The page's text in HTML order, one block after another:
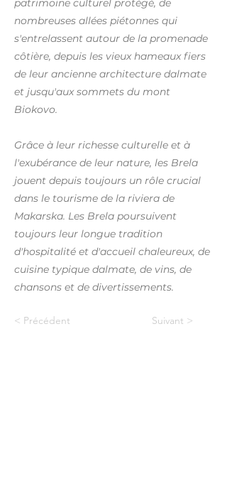
patrimoine culturel protégé, de
nombreuses allées piétonnes qui
s'entrelassent autour de la promenade
côtière, depuis les vieux hameaux fiers
de leur ancienne architecture dalmate
et jusqu'aux sommets du mont
Biokovo.
Grâce à leur richesse culturelle et à
l'exubérance de leur nature, les Brela
jouent depuis toujours un rôle crucial
dans le tourisme de la riviera de
Makarska. Les Brela poursuivent
toujours leur longue tradition
d'hospitalité et d'accueil chaleureux, de
cuisine typique dalmate, de vins, de
chansons et de divertissements.
< Précédent Suivant >